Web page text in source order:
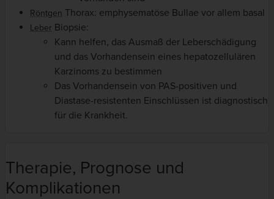
Röntgen Thorax: emphysematöse Bullae vor allem basal
Leber Biopsie:
Kann helfen, das Ausmaß der Leberschädigung
und das Vorhandensein eines hepatozellulären
Karzinoms zu bestimmen
Das Vorhandensein von PAS-positiven und
Diastase-resistenten Einschlüssen ist diagnostisch
für die Krankheit.
Therapie, Prognose und
Komplikationen